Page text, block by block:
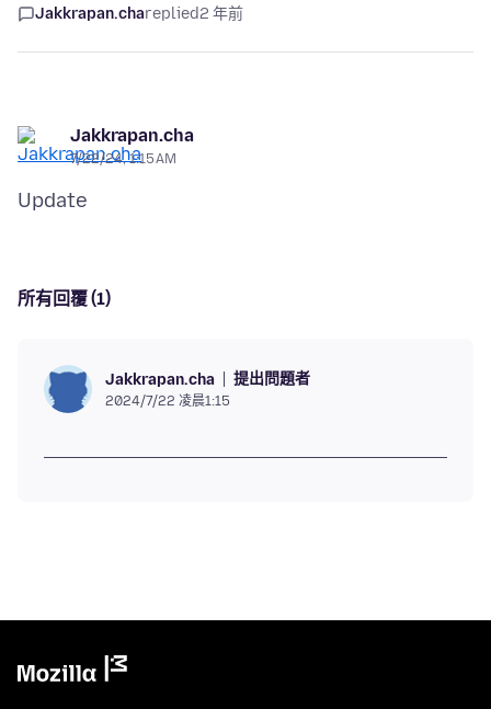
Jakkrapan.chareplied2 年前
Jakkrapan.cha
7/22/24, 1:15 AM
所有回覆 (1)
Jakkrapan.cha 提出問題者
2024/7/22 凌晨1:15